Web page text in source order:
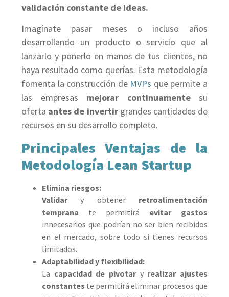
validación constante de ideas.
Imagínate pasar meses o incluso años
desarrollando un producto o servicio que al
lanzarlo y ponerlo en manos de tus clientes, no
haya resultado como querías. Esta metodología
fomenta la construcción de MVPs que permite a
las empresas mejorar continuamentesu
oferta antes de invertir grandes cantidades de
recursos en su desarrollo completo.
Principales Ventajas de la
Metodología Lean Startup
Elimina riesgos:
Validary obtener retroalimentación
temprana te permitirá evitar gastos
innecesarios que podrían no ser bien recibidos
en el mercado, sobre todo si tienes recursos
limitados.
Adaptabilidad y flexibilidad:
La capacidad de pivotary realizar ajustes
constantes te permitirá eliminar procesos que